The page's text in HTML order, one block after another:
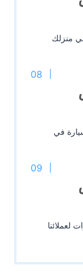
منزلك
في
لعملائنا